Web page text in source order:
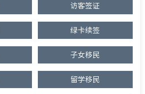
访客签证
绿卡续签
子女移民
留学移民